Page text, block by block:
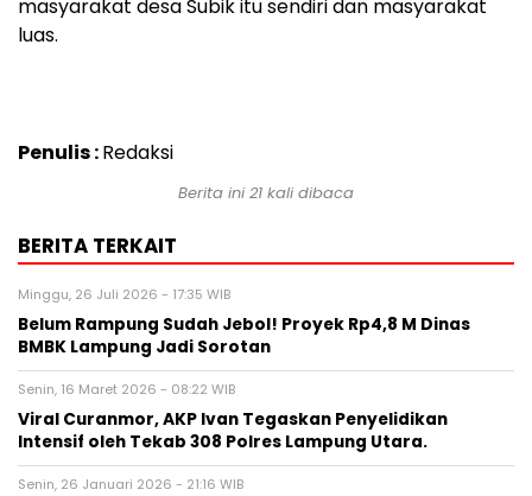
masyarakat desa Subik itu sendiri dan masyarakat
luas.
Penulis :Redaksi
Berita ini 21 kali dibaca
BERITA TERKAIT
Minggu, 26 Juli 2026 - 17:35 WIB
Belum Rampung Sudah Jebol! Proyek Rp4,8 M Dinas
BMBK Lampung Jadi Sorotan
Senin, 16 Maret 2026 - 08:22 WIB
Viral Curanmor, AKP Ivan Tegaskan Penyelidikan
Intensif oleh Tekab 308 Polres Lampung Utara.
Senin, 26 Januari 2026 - 21:16 WIB